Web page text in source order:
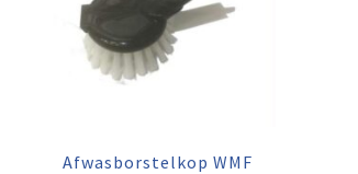
Afwasborstelkop WMF